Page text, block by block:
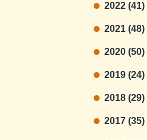
2022 (41)
2021 (48)
2020 (50)
2019 (24)
2018 (29)
2017 (35)